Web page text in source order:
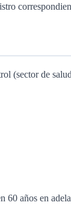
(sector de
60 años en